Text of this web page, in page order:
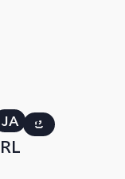
JA EN
ー